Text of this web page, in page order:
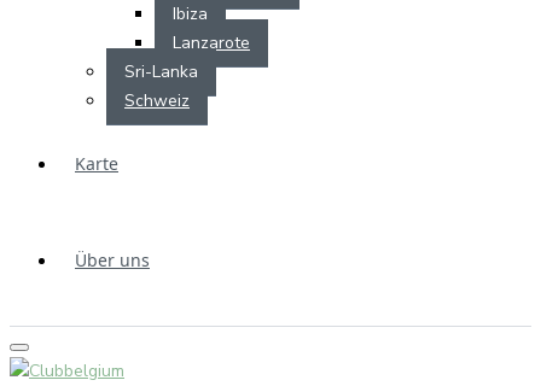
Ibiza
Lanzarote
Sri-Lanka
Schweiz
Karte
Über uns